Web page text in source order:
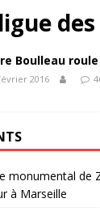
Boulleau
2016
monumental de
à Marseille